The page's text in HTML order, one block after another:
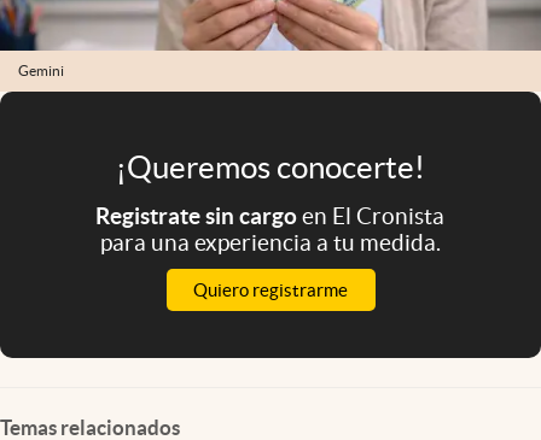
Mediakit
abre en nueva pestaña
Argentina
Gemini
¡Queremos conocerte!
Registrate sin cargoen El Cronista
para una experiencia a tu medida.
Quiero registrarme
Temas relacionados